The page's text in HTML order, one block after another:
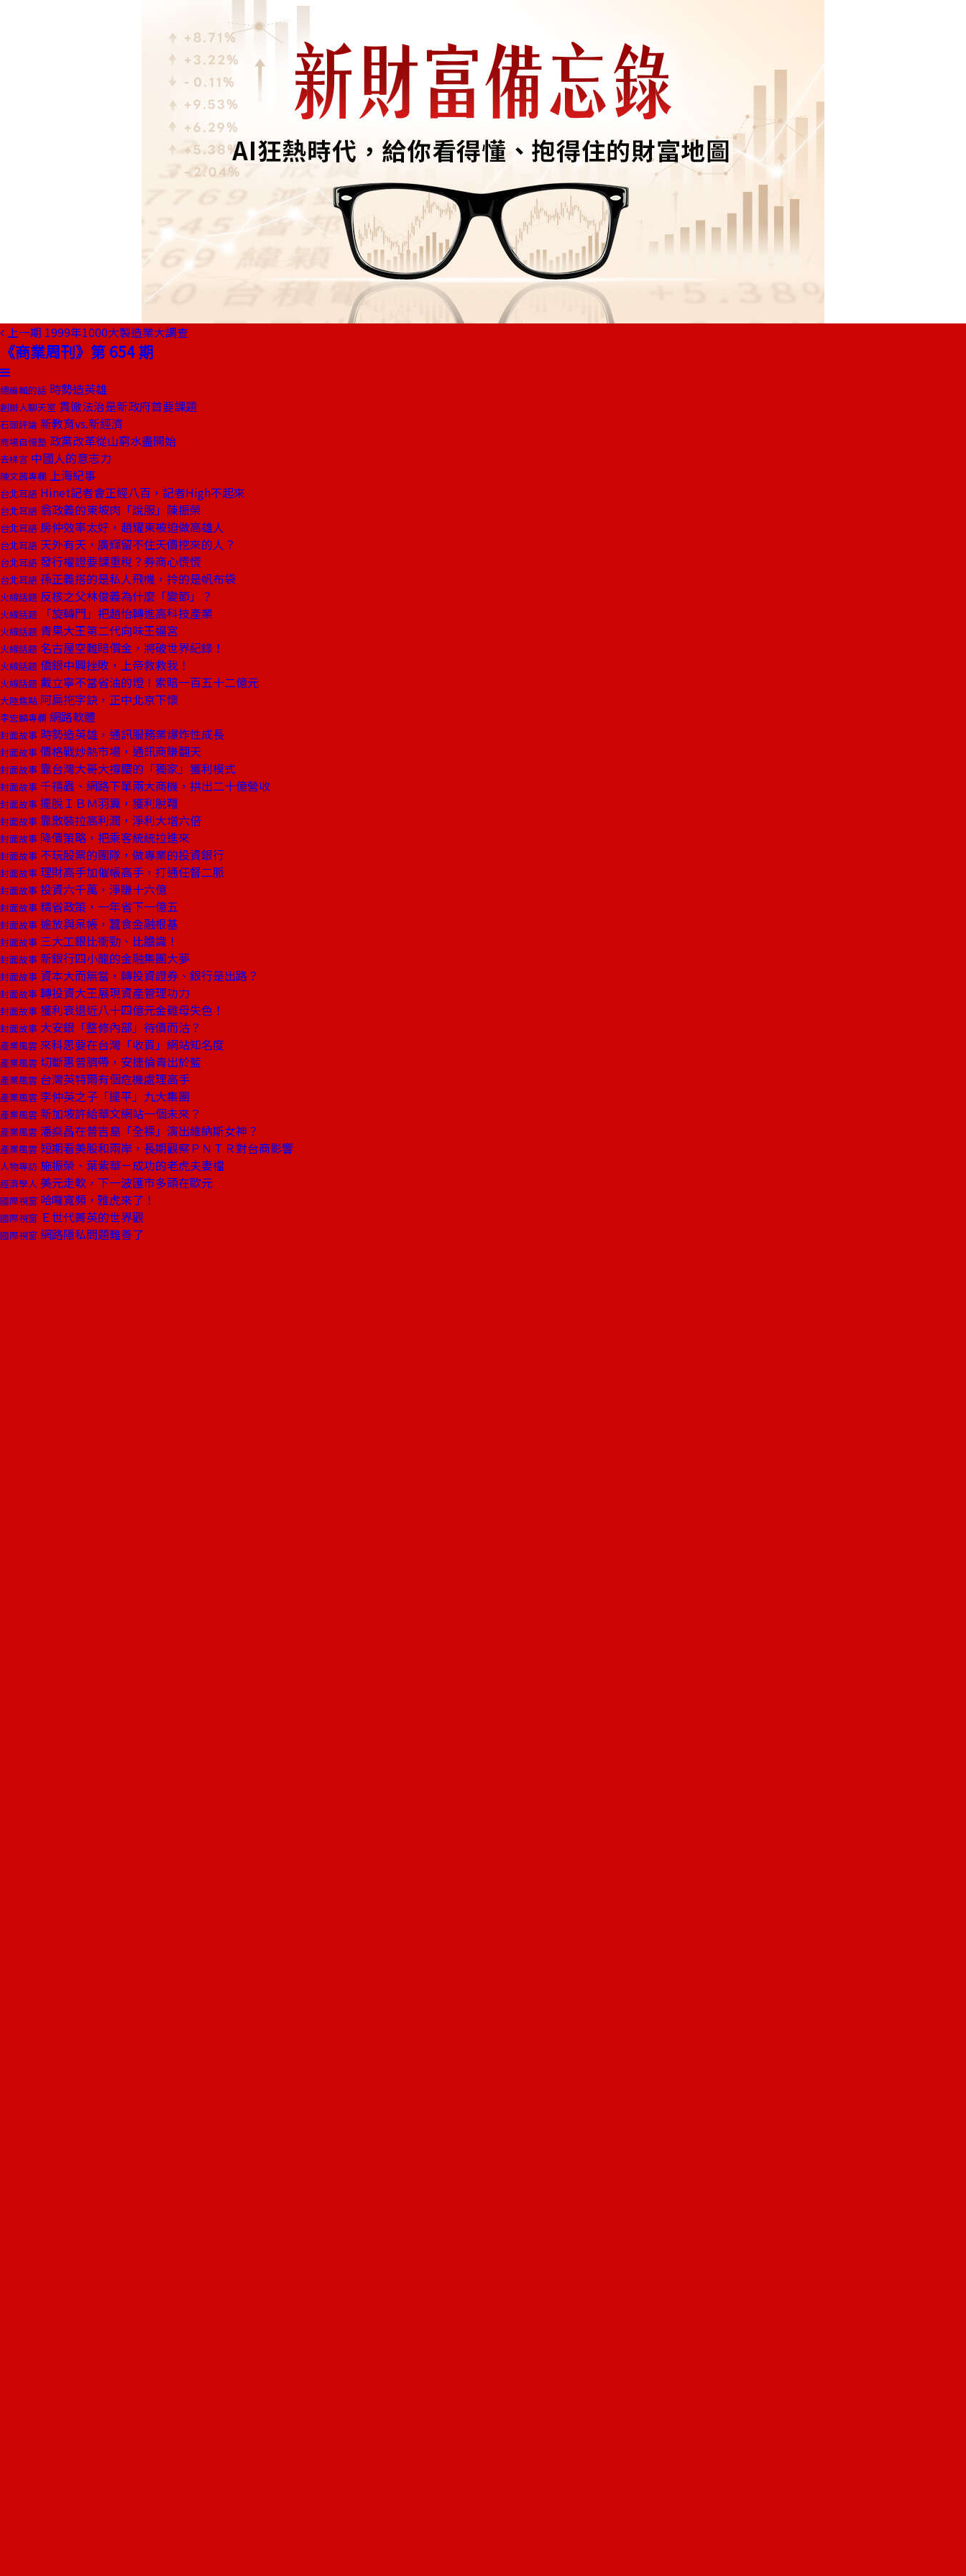
上一期 1999年1000大製造業大調查
《商業周刊》第 654 期
總編輯的話 時勢造英雄
創辦人聊天室 貫徹法治是新政府首要課題
石頭評論 新教育vs.新經濟
商場自慢塾 政黨改革從山窮水盡開始
去梯言 中國人的意志力
陳文茜專欄 上海紀事
台北耳語 Hinet記者會正經八百，記者High不起來
台北耳語 翁政義的東坡肉「說服」陳振榮
台北耳語 房仲效率太好，趙耀東被迫做高雄人
台北耳語 天外有天，廣輝留不住天價挖來的人？
台北耳語 發行權證要課重稅？券商心慌慌
台北耳語 孫正義搭的是私人飛機，拎的是帆布袋
火線話題 反核之父林俊義為什麼「變節」？
火線話題 「旋轉門」把趙怡轉進高科技產業
火線話題 青果大王第二代向味王逼宮
火線話題 名古屋空難賠償金，將破世界紀錄！
火線話題 僑銀中興挫敗，上帝救救我！
火線話題 戴立寧不當省油的燈！索賠一百五十二億元
大陸焦點 阿扁拖字訣，正中北京下懷
李宏麟專欄 網路軟體
封面故事 時勢造英雄，通訊服務業爆炸性成長
封面故事 價格戰炒熱市場，通訊商賺翻天
封面故事 靠台灣大哥大撐腰的「獨家」獲利模式
封面故事 千禧蟲、網路下單兩大商機，拱出二十億營收
封面故事 擺脫ＩＢＭ羽翼，獲利脫韁
封面故事 靠散裝拉高利潤，淨利大增六倍
封面故事 降價策略，把乘客統統拉進來
封面故事 不玩股票的團隊，做專業的投資銀行
封面故事 理財高手加催帳高手，打通任督二脈
封面故事 投資六千萬，淨賺十六億
封面故事 精省政策，一年省下一億五
封面故事 逾放與呆帳，蠶食金融根基
封面故事 三大工銀比衝勁、比膽識！
封面故事 新銀行四小龍的金融集團大夢
封面故事 資本大而無當，轉投資證券、銀行是出路？
封面故事 轉投資大王展現資產管理功力
封面故事 獲利衰退近八十四億元金雞母失色！
封面故事 大安銀「整修內部」待價而沽？
產業風雲 來科思要在台灣「收買」網站知名度
產業風雲 切斷惠普臍帶，安捷倫青出於藍
產業風雲 台灣英特爾有個危機處理高手
產業風雲 李仲英之子「擺平」九大集團
產業風雲 新加坡許給華文網站一個未來？
產業風雲 潘燊昌在普吉島「全裸」演出維納斯女神？
產業風雲 短期看美股和兩岸，長期觀察ＰＮＴＲ對台商影響
人物專訪 施振榮、葉紫華－成功的老虎夫妻檔
經濟學人 美元走軟，下一波匯市多頭在歐元
國際視窗 哈囉寬頻，雅虎來了！
國際視窗 Ｅ世代菁英的世界觀
國際視窗 網路隱私問題難善了